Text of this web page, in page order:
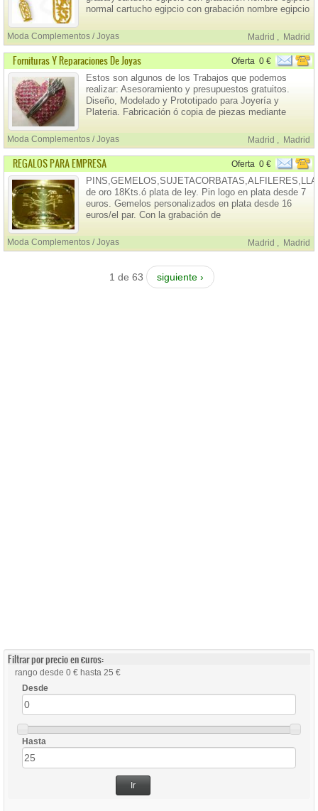
normal cartucho egipcio con grabación nombre egipcio
nombre egipcio en relieve...consultar El cartucho
egipcio es el símb
Moda Complementos / Joyas Madrid , Madrid
Fornituras Y Reparaciones De Joyas Oferta 0 €
Estos son algunos de los Trabajos que podemos
realizar: Asesoramiento y presupuestos gratuitos.
Diseño, Modelado y Prototipado para Joyería y
Plateria. Fabricación ó copia de piezas mediante
Mano en oro y en plata.(Joyeria Artesana) Reparación
de Piezas (Soldar, Agrandar, Achicar, Pulir,
Moda Complementos / Joyas Madrid , Madrid
REGALOS PARA EMPRESA Oferta 0 €
de oro 18Kts.ó plata de ley. Pin logo en plata desde 7
euros. Gemelos personalizados en plata desde 16
euros/el par. Con la grabación de
Moda Complementos / Joyas Madrid , Madrid
1 de 63 siguiente ›
Filtrar por precio en €uros:
rango desde 0 € hasta 25 €
Desde
Hasta
Ir